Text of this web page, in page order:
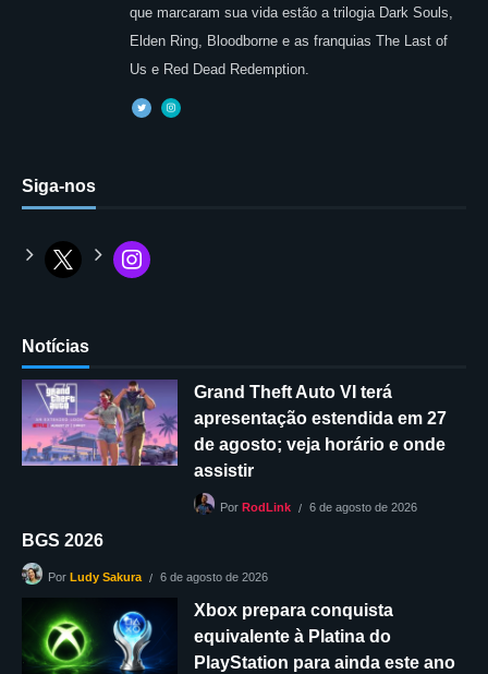
que marcaram sua vida estão a trilogia Dark Souls,
Elden Ring, Bloodborne e as franquias The Last of
Us e Red Dead Redemption.
Siga-nos
Notícias
Grand Theft Auto VI terá
apresentação estendida em 27
de agosto; veja horário e onde
assistir
Por RodLink 6 de agosto de 2026
BGS 2026
Por Ludy Sakura 6 de agosto de 2026
Xbox prepara conquista
equivalente à Platina do
PlayStation para ainda este ano